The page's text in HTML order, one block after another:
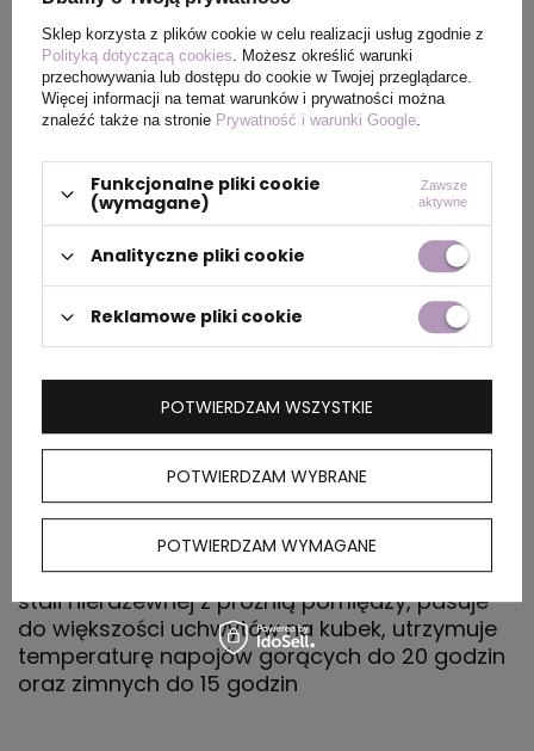
Wymiary
produktu
25,8 x Ø 6,7 cm
PAKOWANIE
Wymiary
40 x 40 x 28,5 cm
zewnętrznego
OPIS
Butelka termiczna 500 ml, podwójne ścianki ze
stali nierdzewnej z próżnią pomiędzy, pasuje
do większości uchwytów na kubek, utrzymuje
temperaturę napojów gorących do 20 godzin
oraz zimnych do 15 godzin
Sklep korzysta z plików cookie w celu realizacji usług zgodnie z
Polityką dotyczącą cookies. Możesz określić warunki
przechowywania lub dostępu do cookie w Twojej przeglądarce.
Więcej informacji na temat warunków i prywatności można
znaleźć także na stronie Prywatność i warunki Google.
Funkcjonalne pliki cookie
(wymagane)
Zawsze
aktywne
Analityczne pliki cookie
Reklamowe pliki cookie
POTWIERDZAM WYBRANE
POTWIERDZAM WYMAGANE
POTWIERDZAM WSZYSTKIE